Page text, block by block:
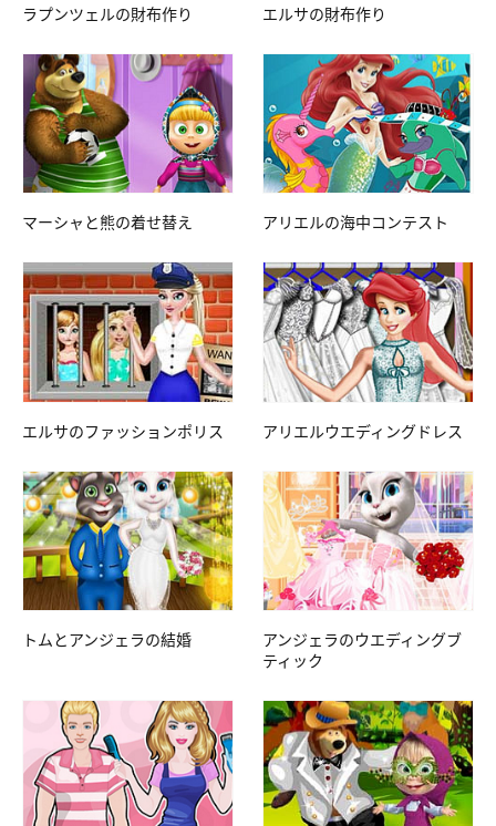
ラプンツェルの財布作り エルサの財布作り
マーシャと熊の着せ替え アリエルの海中コンテスト
エルサのファッションポリス アリエルウエディングドレス
トムとアンジェラの結婚
アンジェラのウエディングブ
ティック